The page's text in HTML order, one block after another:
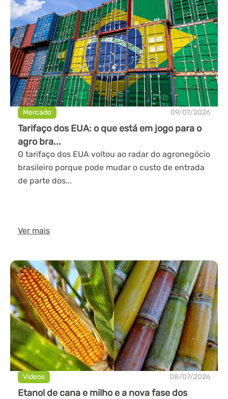
Mercado 09/07/2026
Tarifaço dos EUA: o que está em jogo para o
agro bra...
O tarifaço dos EUA voltou ao radar do agronegócio
brasileiro porque pode mudar o custo de entrada
de parte dos...
Ver mais
Videos 08/07/2026
Etanol de cana e milho e a nova fase dos